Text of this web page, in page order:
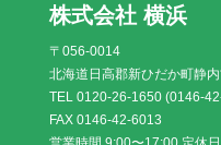
株式会社 横浜
〒056-0014
北海道日高郡新ひだか町静
TEL 0120-26-1650 (0146-
FAX 0146-42-6013